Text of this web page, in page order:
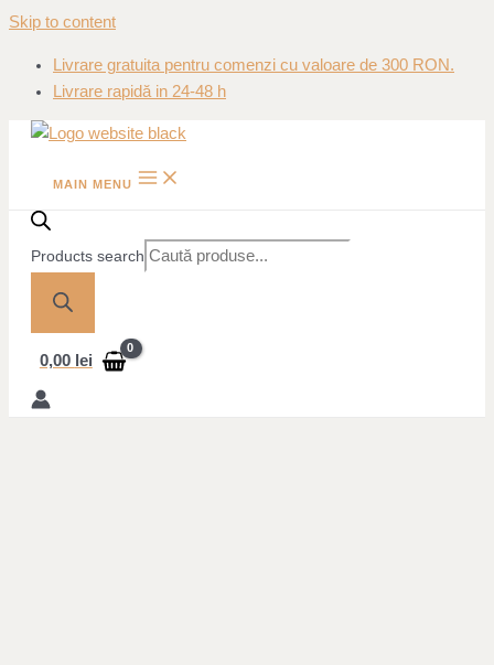
Skip to content
Livrare gratuita pentru comenzi cu valoare de 300 RON.
Livrare rapidă in 24-48 h
MAIN MENU
Products search
0,00 lei